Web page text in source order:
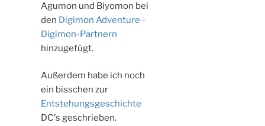
Agumon und Biyomon bei
den Digimon Adventure -
Digimon-Partnern
hinzugefügt.
Außerdem habe ich noch
ein bisschen zur
Entstehungsgeschichte
DC's geschrieben.